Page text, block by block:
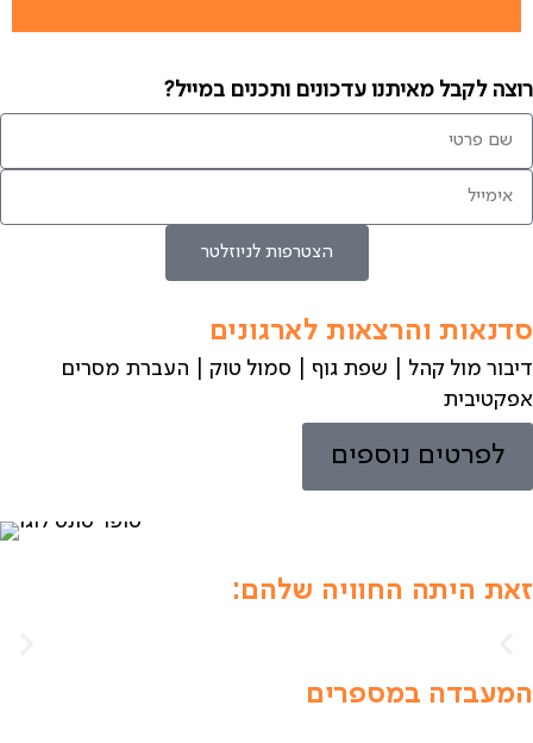
רוצה לקבל מאיתנו עדכונים ותכנים במייל?
הצטרפות לניוזלטר
סדנאות והרצאות לארגונים
דיבור מול קהל | שפת גוף | סמול טוק | העברת מסרים
אפקטיבית
לפרטים נוספים
זאת היתה החוויה שלהם:
המעבדה במספרים